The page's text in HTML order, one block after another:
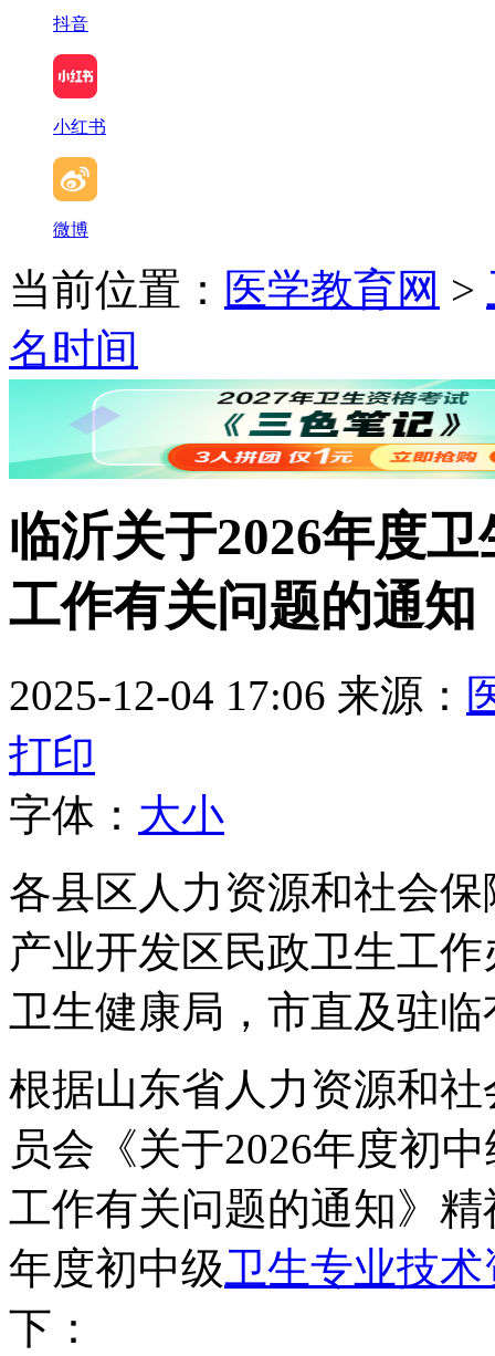
抖音
小红书
微博
当前位置： 医学教育网 >
名时间
临沂关于2026年度
工作有关问题的通知
2025-12-04 17:06 来源：
打印
字体： 大小
各县区人力资源和社会
产业开发区民政卫生工
卫生健康局，市直及驻
根据山东省人力资源和
员会《关于2026年度初
工作有关问题的通知》
年度初中级卫生专业技
下：